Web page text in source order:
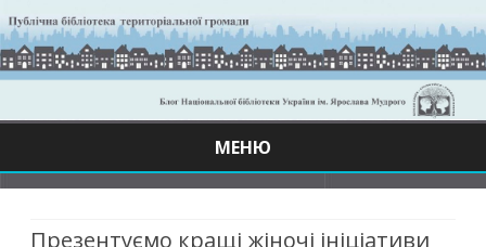
МЕНЮ
Презентуємо кращі жіночі ініціативи